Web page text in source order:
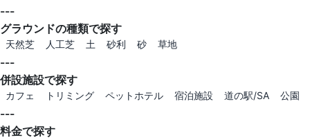
---
グラウンドの種類で探す
天然芝 人工芝 土 砂利 砂 草地
---
併設施設で探す
カフェ トリミング ペットホテル 宿泊施設 道の駅/SA 公園
---
料金で探す